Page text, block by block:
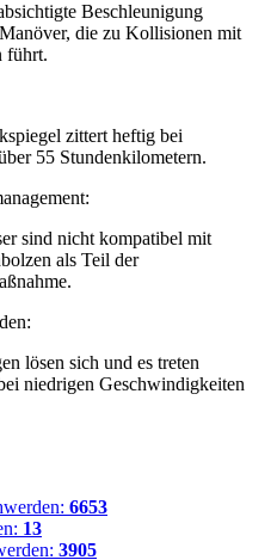
Beschleunigung
die zu Kollisionen mit
führt.
zittert heftig bei
55 Stundenkilometern.
sind nicht kompatibel mit
als Teil der
lösen sich und es treten
niedrigen Geschwindigkeiten
6653
13
3905